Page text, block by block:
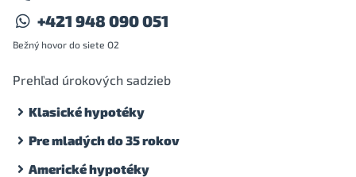
+421 948 090 051
Bežný hovor do siete O2
Prehľad úrokových sadzieb
Klasické hypotéky
Pre mladých do 35 rokov
Americké hypotéky